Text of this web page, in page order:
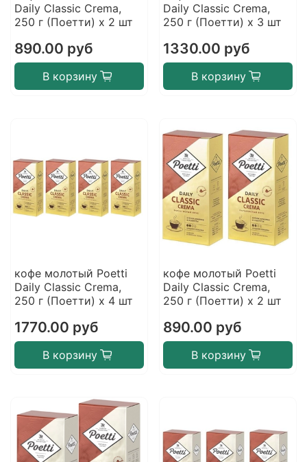
Daily Classic Crema,
250 г (Поетти) х 2 шт
890.00 руб
В корзину
Daily Classic Crema,
250 г (Поетти) х 3 шт
1330.00 руб
В корзину
кофе молотый Poetti
Daily Classic Crema,
250 г (Поетти) х 4 шт
1770.00 руб
В корзину
кофе молотый Poetti
Daily Classic Crema,
250 г (Поетти) х 2 шт
890.00 руб
В корзину